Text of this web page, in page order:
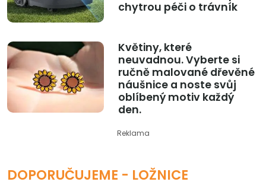
chytrou péči o trávník
Květiny, které
neuvadnou. Vyberte si
ručně malované dřevěné
náušnice a noste svůj
oblíbený motiv každý
den.
Reklama
DOPORUČUJEME - LOŽNICE